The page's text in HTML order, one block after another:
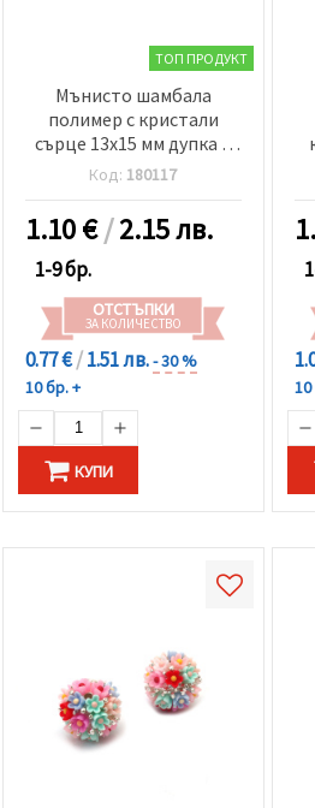
ТОП ПРОДУКТ
Мънисто шамбала
полимер с кристали
сърце 13x15 мм дупка 1
мм дъга
Код: 180117
1.10€/2.15 лв.
1-9 бр.
ОТСТЪПКИ
ЗА КОЛИЧЕСТВО
0.77 €/1.51 лв.- 30 %
10 бр. +
КУПИ
10